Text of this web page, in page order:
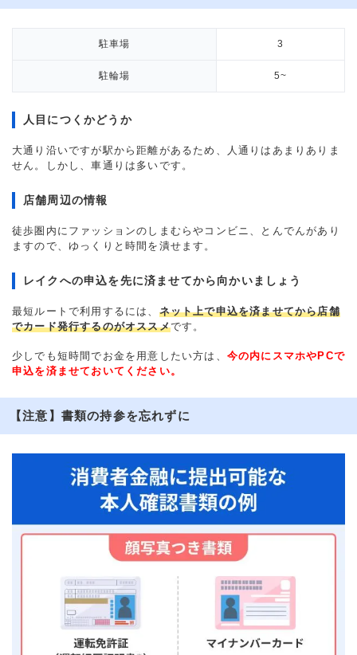
駐車場 3
駐輪場 5~
人目につくかどうか
大通り沿いですが駅から距離があるため、人通りはあまりありま
せん。しかし、車通りは多いです。
店舗周辺の情報
徒歩圏内にファッションのしまむらやコンビニ、とんでんがあり
ますので、ゆっくりと時間を潰せます。
レイクへの申込を先に済ませてから向かいましょう
最短ルートで利用するには、 ネット上で申込を済ませてから店舗
でカード発行するのがオススメです。
少しでも短時間でお金を用意したい方は、 今の内にスマホやPCで
申込を済ませておいてください。
【注意】書類の持参を忘れずに